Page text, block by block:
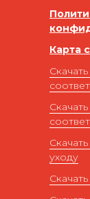
Карта
уходу